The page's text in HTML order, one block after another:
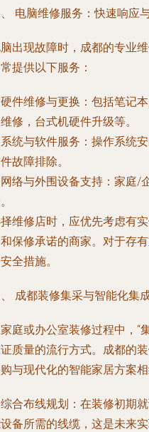
电脑维修服务：快速响应
出现故障时，成都的专业
提供以下服务：
硬件维修与更换 ：包括笔记
修，台式机硬件升级等。
系统与软件服务 ：操作系统
故障排除。
网络与外围设备支持 ：家庭/
维修店时，应优先考虑有
保修承诺的商家。对于存
全措施。
成都装修集采与智能化集
庭或办公室装修过程中，“
质量的流行方式。成都的
与现代化的智能家居方案相
综合布线规划 ：在装修初期
备所需的线缆，这是未来